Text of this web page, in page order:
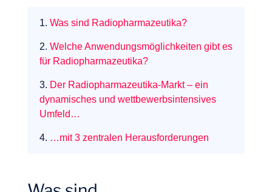
1. Was sind Radiopharmazeutika?
2. Welche Anwendungsmöglichkeiten gibt es
für Radiopharmazeutika?
3. Der Radiopharmazeutika-Markt – ein
dynamisches und wettbewerbsintensives
Umfeld…
4. …mit 3 zentralen Herausforderungen